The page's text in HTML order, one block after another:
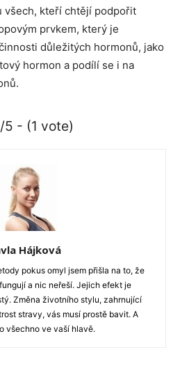
všech, kteří chtějí podpořit
prvkem, který je
důležitých hormonů, jako
hormon a podílí se i na
5 - (1 vote)
Hájková
pokus omyl jsem přišla na to, že
a nic neřeší. Jejich efekt je
Změna životního stylu, zahrnující
stravy, vás musí prostě bavit. A
všechno ve vaší hlavě.